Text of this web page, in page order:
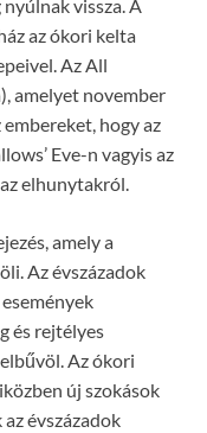
vissza. A
az ókori kelta
Az All
amelyet november
hogy az
Eve-n vagyis az
elhunytakról.
amely a
Az évszázadok
és rejtélyes
Az ókori
új szokások
évszázadok